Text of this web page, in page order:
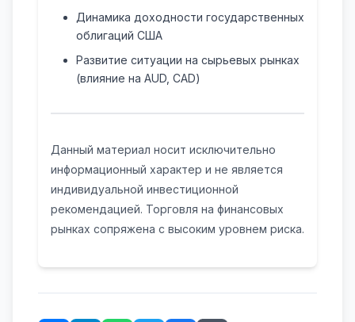
Динамика доходности государственных
облигаций США
Развитие ситуации на сырьевых рынках
(влияние на AUD, CAD)
Данный материал носит исключительно
информационный характер и не является
индивидуальной инвестиционной
рекомендацией. Торговля на финансовых
рынках сопряжена с высоким уровнем риска.